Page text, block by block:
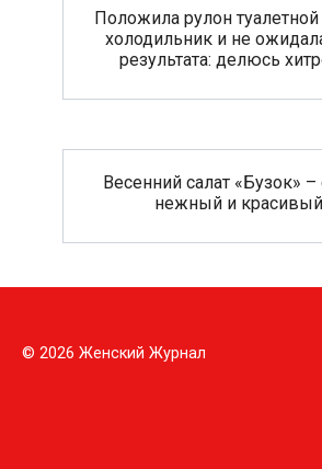
Положила рулон
холодильник и не
результата: делюсь
Весенний салат «Бузок»
нежный и
© 2026 Женский Журнал